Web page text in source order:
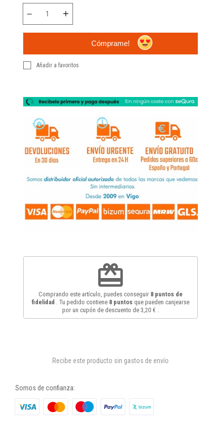
Cómprame!
Añadir a favoritos
redeem
Comprando este artículo, puedes conseguir 8 puntos de
fidelidad
. Tu pedido contiene 8 puntos que pueden canjearse
por un cupón de descuento de 3,20 €
Recibe este producto sin gastos de envío
Somos de confianza: